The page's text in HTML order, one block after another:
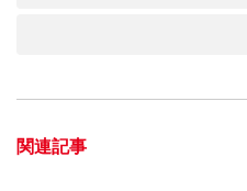
関連記事